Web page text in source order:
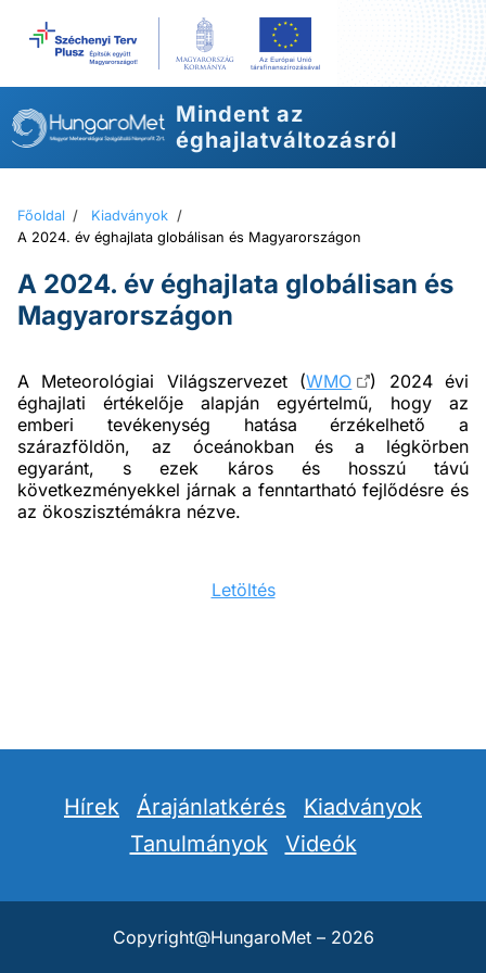
tartalomhoz
Mindent az
éghajlatváltozásról
Főoldal / Kiadványok /
A 2024. év éghajlata globálisan és Magyarországon
A 2024. év éghajlata globálisan és
Magyarországon
A Meteorológiai Világszervezet (WMO
) 2024 évi
éghajlati értékelője alapján egyértelmű, hogy az
emberi tevékenység hatása érzékelhető a
szárazföldön, az óceánokban és a légkörben
egyaránt, s ezek káros és hosszú távú
következményekkel járnak a fenntartható fejlődésre és
az ökoszisztémákra nézve.
Letöltés
Hírek Árajánlatkérés
Kiadványok
Tanulmányok
Videók
Copyright@HungaroMet – 2026